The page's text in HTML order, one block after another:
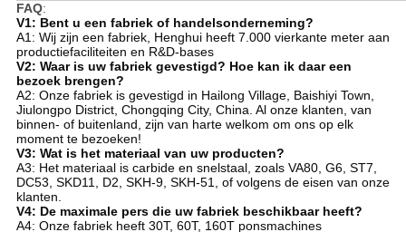
FAQ:
V1: Bent u een fabriek of handelsonderneming?
A1: Wij zijn een fabriek, Henghui heeft 7.000 vierkante meter aan
productiefaciliteiten en R&D-bases
V2: Waar is uw fabriek gevestigd? Hoe kan ik daar een
bezoek brengen?
A2: Onze fabriek is gevestigd in Hailong Village, Baishiyi Town,
Jiulongpo District, Chongqing City, China. Al onze klanten, van
binnen- of buitenland, zijn van harte welkom om ons op elk
moment te bezoeken!
V3: Wat is het materiaal van uw producten?
A3: Het materiaal is carbide en snelstaal, zoals VA80, G6, ST7,
DC53, SKD11, D2, SKH-9, SKH-51, of volgens de eisen van onze
klanten.
V4: De maximale pers die uw fabriek beschikbaar heeft?
A4: Onze fabriek heeft 30T, 60T, 160T ponsmachines